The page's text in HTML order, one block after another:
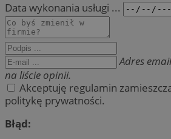
Data wykonania usługi ...
Adres
na liście opinii.
Akceptuję regulamin
politykę prywatności.
Błąd: